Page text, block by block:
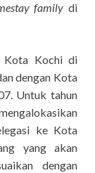
familydi
Kota Kochi di
dengan Kota
Untuk tahun
ke Kota
yang akan
dengan